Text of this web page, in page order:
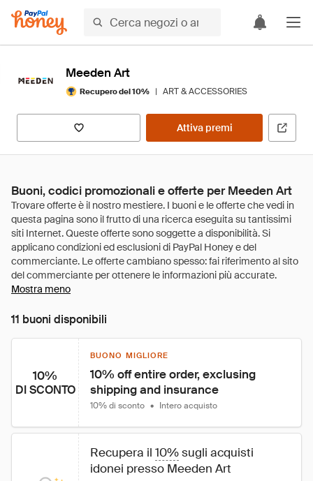
Meeden Art
Recupero del 10% | ART & ACCESSORIES
Attiva premi
Buoni, codici promozionali e offerte per Meeden Art
Mostra meno
11 buoni disponibili
10%
DI SCONTO
BUONO MIGLIORE
10% off entire order, exclusing
shipping and insurance
10% di sconto • Intero acquisto
Recupera il 10% sugli acquisti
idonei presso Meeden Art